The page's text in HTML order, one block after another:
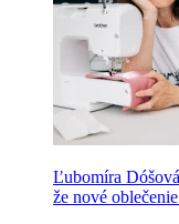
Ľubomíra
že nové